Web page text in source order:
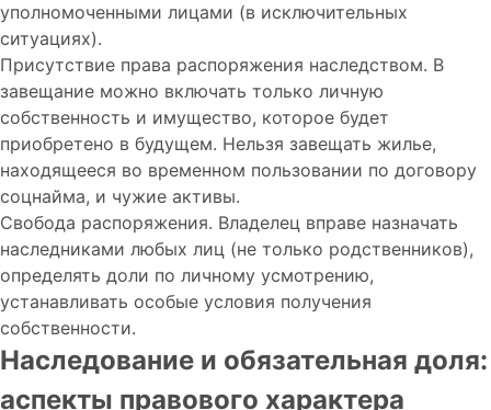
уполномоченными лицами (в исключительных
ситуациях).
Присутствие права распоряжения наследством. В
завещание можно включать только личную
собственность и имущество, которое будет
приобретено в будущем. Нельзя завещать жилье,
находящееся во временном пользовании по договору
соцнайма, и чужие активы.
Свобода распоряжения. Владелец вправе назначать
наследниками любых лиц (не только родственников),
определять доли по личному усмотрению,
устанавливать особые условия получения
собственности.
Наследование и обязательная доля:
аспекты правового характера